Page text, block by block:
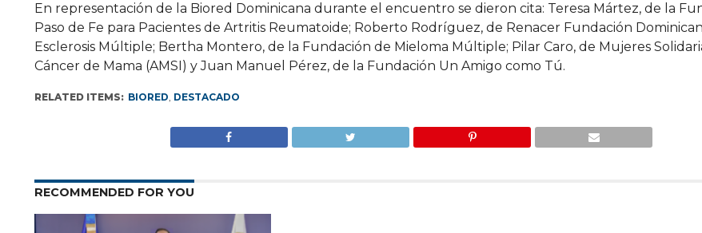
En representación de la Biored Dominicana durante el encuentro se dieron cita: Teresa Mártez, de la
Paso de Fe para Pacientes de Artritis Reumatoide; Roberto Rodríguez, de Renacer Fundación
Esclerosis Múltiple; Bertha Montero, de la Fundación de Mieloma Múltiple; Pilar Caro, de Mujeres
Cáncer de Mama (AMSI) y Juan Manuel Pérez, de la Fundación Un Amigo como Tú.
RELATED ITEMS: BIORED, DESTACADO
RECOMMENDED FOR YOU